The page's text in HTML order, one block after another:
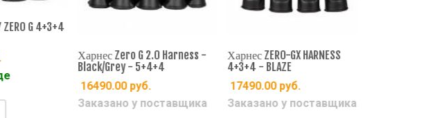
G 4+3+4
Харнес Zero G 2.0 Harness -
Black/Grey - 5+4+4
16490.00руб.
Заказано у поставщика
Харнес ZERO-GX HARNESS
4+3+4 - BLAZE
17490.00руб.
Заказано у поставщика